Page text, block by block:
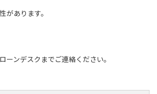
あります。
ンデスクまでご連絡ください。